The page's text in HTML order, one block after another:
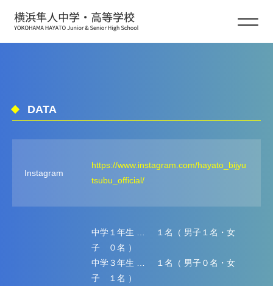
美術部
FINEARTS
DATA
Instagram
https://www.instagram.com/hayato_bijyu
tsubu_official/
中学１年生 … １名（ 男子１名・女
子 ０名 ）
中学３年生 … １名（ 男子０名・女
子 １名 ）